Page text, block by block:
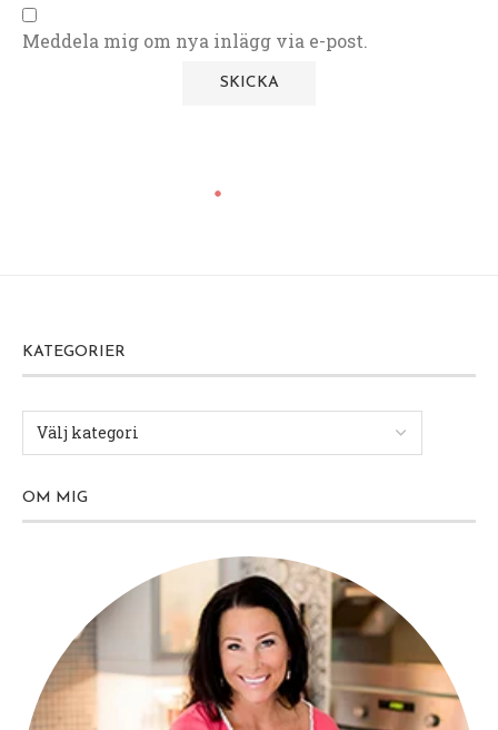
Meddela mig om nya inlägg via e-post.
KATEGORIER
OM MIG